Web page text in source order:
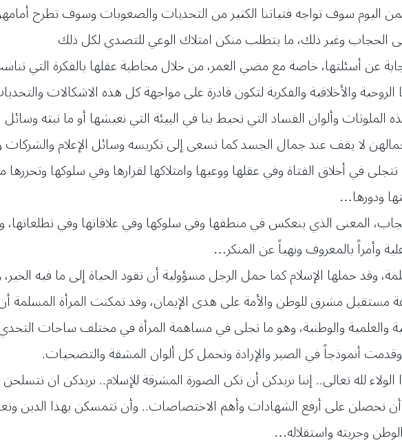
اليوم سوف تواجه فتياتنا الكثير من التحديات والصعوبات وسوف تطرح
الحجاب وغير ذلك، ما يتطلب منكن امتلاك الوعي للتصدي لكل ذلك
عن أسئلتها، خاصة مع مضي العمر، من خلال مخاطبة عقلها بالفكرة التي
والأخلاقية والفكرية لتكون قادرة على مواجهة كل هذه الاشكالات
وألوان الفساد التي تحيط بنا في البيئة التي نعيشها أو ما تبثه وسائل
لا يقف عند جمال الجسد كما تسعى إلى تكريسه وسائل الإعلام والشركات
في أخلاق الفتاة وفي عقلها ووعيها وامتلاكها لقرارها وفي سلوكها
ودورها…
المعنى الذي ينعكس في منطقها وفي سلوكها وفي علاقاتها وفي تطلعاتها،
وأمراً بالمعروف ونهياً عن المنكر…
وقد حملها الإسلام كما حمل الرجل مسؤولية أن تقود الحياة إلى ما فيه
مستقبل مشرق للوطن والأمة على هدى الإيمان، وقد تمكنت المرأة المسلمة أن
والعلمية والوطنية، وهو ما تجلى في مساهمة المرأة في مختلف ساحات
أنموذجاً في الصبر والإرادة وتحمل كل ألوان المشقة والتضحيات.
الولاء لله تعالى.. إننا نريدكن أن تكن الصورة المشرقة للإسلام.. نريدكن ان
تحصلن على أرفع الشهادات وأهم الاختصاصات.. وأن تتمسكن بهذا الدين
وحريته واستقلاله…